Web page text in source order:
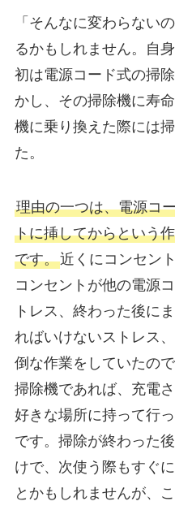
「そんなに変わらない
るかもしれません。自
初は電源コード式の掃
かし、その掃除機に寿
機に乗り換えた際には
た。
理由の一つは、電源コ
トに挿してからという
です。近くにコンセン
コンセントが他の電源
トレス、終わった後に
ればいけないストレス
倒な作業をしていたの
掃除機であれば、充電
好きな場所に持って行
です。掃除が終わった
けで、次使う際もすぐ
とかもしれませんが、